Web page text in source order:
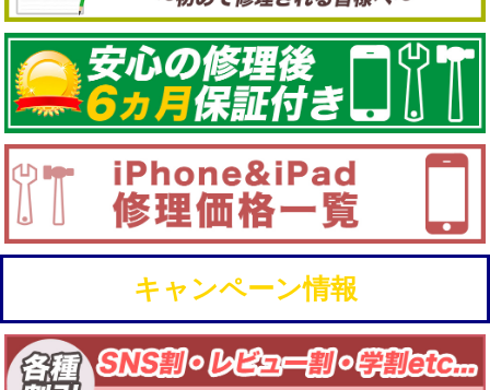
キャンペーン情報